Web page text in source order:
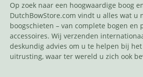
Op zoek naar een hoogwaardige boog
DutchBowStore.com vindt u alles wat u
boogschieten – van complete bogen en
accessoires. Wij verzenden
deskundig advies om u te helpen bij
uitrusting, waar ter wereld u zich ook